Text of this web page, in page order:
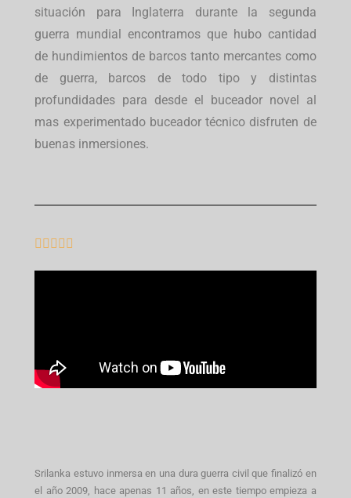
situación para Inglaterra durante la segunda
guerra mundial encontramos que hubo cantidad
de hundimientos de barcos tanto mercantes como
de guerra, barcos de todo tipo y distintas
profundidades para desde el buceador novel al
mas experimentado buceador técnico disfruten de
buenas inmersiones.
    
Srilanka estuvo inmersa en una dura guerra civil que finalizó en
el año 2009, hace apenas 11 años, en este tiempo empieza a